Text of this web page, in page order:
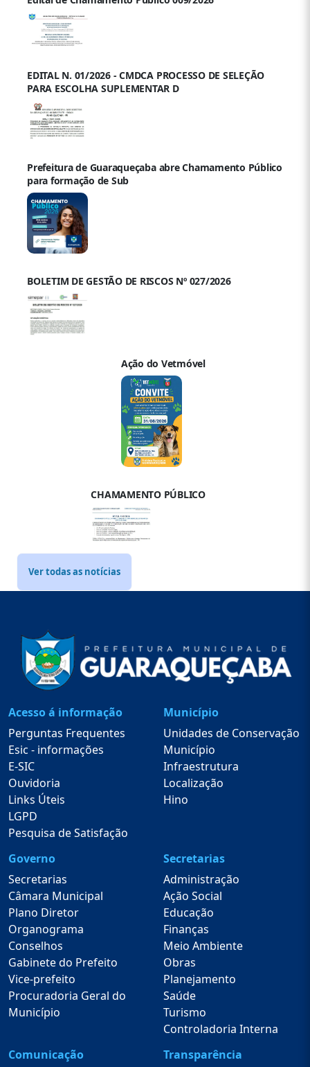
EDITAL N. 01/2026 - CMDCA PROCESSO DE SELEÇÃO
PARA ESCOLHA SUPLEMENTAR D
Prefeitura de Guaraqueçaba abre Chamamento Público
para formação de Sub
BOLETIM DE GESTÃO DE RISCOS Nº 027/2026
Ação do Vetmóvel
CHAMAMENTO PÚBLICO
Ver todas as notícias
Acesso á informação
Perguntas Frequentes
Esic - informações
E-SIC
Ouvidoria
Links Úteis
LGPD
Pesquisa de Satisfação
Município
Unidades de Conservação
Município
Infraestrutura
Localização
Hino
Governo
Secretarias
Câmara Municipal
Plano Diretor
Organograma
Conselhos
Gabinete do Prefeito
Vice-prefeito
Procuradoria Geral do
Município
Secretarias
Administração
Ação Social
Educação
Finanças
Meio Ambiente
Obras
Planejamento
Saúde
Turismo
Controladoria Interna
Comunicação
Transparência